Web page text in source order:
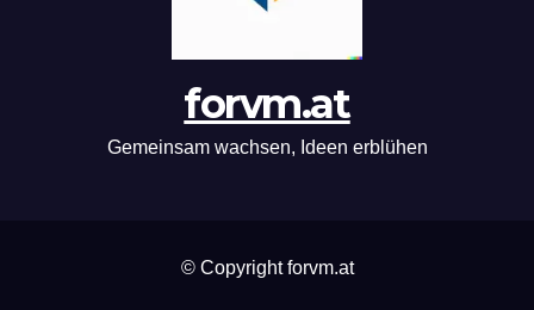
forvm.at
Gemeinsam wachsen, Ideen erblühen
© Copyright forvm.at